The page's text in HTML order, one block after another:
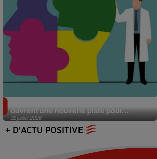
31 juillet 2026
ouvrent une nouvelle piste pour...
+ D'ACTU POSITIVE